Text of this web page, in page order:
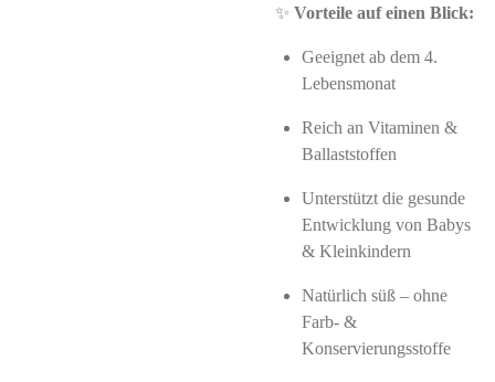
✨ Vorteile auf einen Blick:
Geeignet ab dem 4.
Lebensmonat
Reich an Vitaminen &
Ballaststoffen
Unterstützt die gesunde
Entwicklung von Babys
& Kleinkindern
Natürlich süß – ohne
Farb- &
Konservierungsstoffe